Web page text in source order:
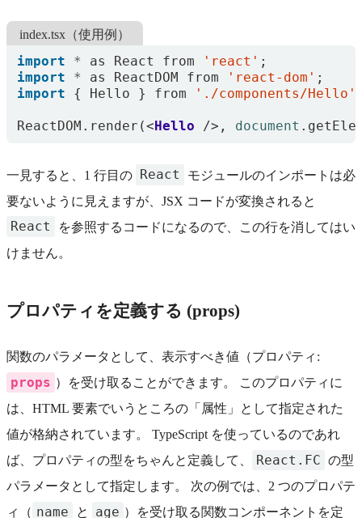
index.tsx（使用例）
import * as React from 'react' ;
import
* as ReactDOM from 'react-dom' ;
import
{ Hello } from './components/Hello'
ReactDOM . render (< Hello />, document .
一見すると、1 行目の React
モジュールのインポートは必
要ないように見えますが、JSX コードが変換されると
React
を参照するコードになるので、この行を消してはい
けません。
プロパティを定義する (props)
関数のパラメータとして、表示すべき値（プロパティ:
props ）を受け取ることができます。 このプロパティに
は、HTML 要素でいうところの「属性」として指定された
値が格納されています。 TypeScript を使っているのであれ
ば、プロパティの型をちゃんと定義して、
React.FC の型
パラメータとして指定します。 次の例では、2 つのプロパテ
ィ（ name と age ）を受け取る関数コンポーネントを定